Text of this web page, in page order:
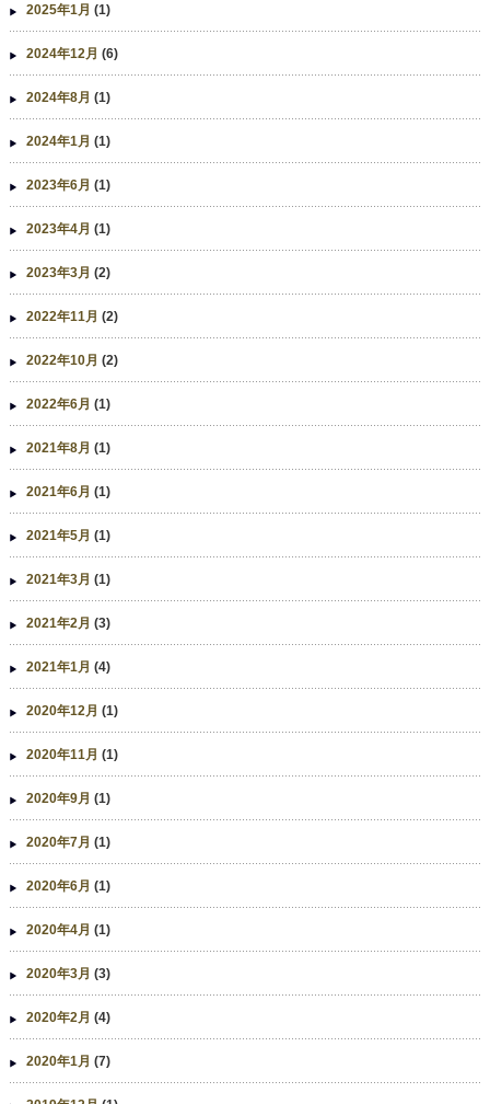
2025年1月 (1)
2024年12月 (6)
2024年8月 (1)
2024年1月 (1)
2023年6月 (1)
2023年4月 (1)
2023年3月 (2)
2022年11月 (2)
2022年10月 (2)
2022年6月 (1)
2021年8月 (1)
2021年6月 (1)
2021年5月 (1)
2021年3月 (1)
2021年2月 (3)
2021年1月 (4)
2020年12月 (1)
2020年11月 (1)
2020年9月 (1)
2020年7月 (1)
2020年6月 (1)
2020年4月 (1)
2020年3月 (3)
2020年2月 (4)
2020年1月 (7)